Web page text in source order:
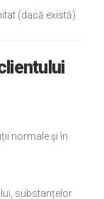
(dacă există).
normale și în
substanțelor